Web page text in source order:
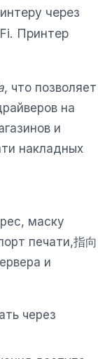
через
Принтер
, что позволяет
на
и
накладных
маску
печати,指向
и
через